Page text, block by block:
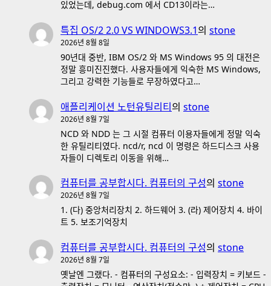
어
보
있었는데, debug.com 에서 CD13이라는…
특집 OS/2 2.0 VS WINDOWS3.1의 stone
2026년 8월 8일
90년대 중반, IBM OS/2 와 MS Windows 95 의 대전은
정말 흥미진진했다. 사용자들에게 익숙한 MS Windows,
그리고 강력한 기능들로 무장하였다고…
애플리케이션 노턴유틸리티의 stone
2026년 8월 7일
NCD 와 NDD 는 그 시절 컴퓨터 이용자들에게 정말 익숙
한 유틸리티였다. ncd/r, ncd 이 명령은 하드디스크 사용
자들이 디렉토리 이동을 위해…
컴퓨터를 공부합시다. 컴퓨터의 구성의 stone
2026년 8월 7일
1. (다) 중앙처리장치 2. 하드웨어 3. (라) 제어장치 4. 바이
트 5. 보조기억장치
컴퓨터를 공부합시다. 컴퓨터의 구성의 stone
2026년 8월 7일
옛날엔 그랬다. - 컴퓨터의 구성요소: - 입력장치 = 키보드 -